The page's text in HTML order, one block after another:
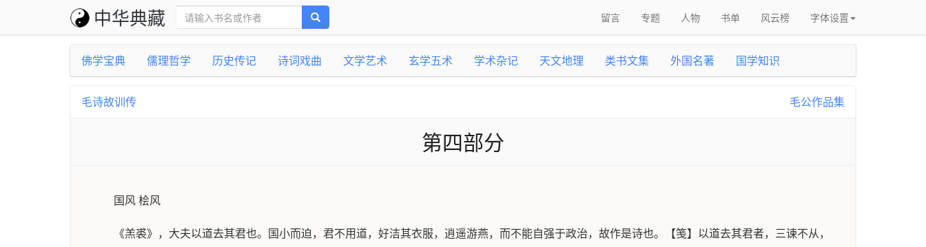
中华典藏 留言 专题 人物 书单 风云榜 字体设置
佛学宝典 儒理哲学 历史传记 诗词戏曲 文学艺术 玄学五术 学术杂记 天文地理 类书文集 外国名著 国学知识
毛诗故训传 毛公作品集
第四部分
国风 桧风
《羔裘》，大夫以道去其君也。国小而迫，君不用道，好洁其衣服，逍遥游燕，而不能自强于政治，故作是诗也。【笺】以道去其君者，三谏不从，